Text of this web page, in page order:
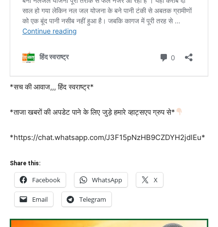
*सच की आवाज,,, हिंद स्वराष्ट्र*
*ताजा खबरों की अपडेट पाने के लिए जुड़े हमारे व्हाट्सएप ग्रुप से*
*https://chat.whatsapp.com/J3F15pNzHB9CZDYH2jdlEu*
Share this:
Facebook WhatsApp X
Email Telegram